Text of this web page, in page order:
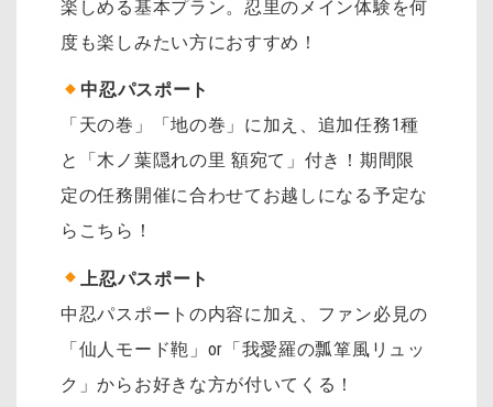
楽しめる基本プラン。忍里のメイン体験を何
度も楽しみたい方におすすめ！
中忍パスポート
「天の巻」「地の巻」に加え、追加任務1種
と「木ノ葉隠れの里 額宛て」付き！期間限
定の任務開催に合わせてお越しになる予定な
らこちら！
上忍パスポート
中忍パスポートの内容に加え、ファン必見の
「仙人モード鞄」or「我愛羅の瓢箪風リュッ
ク」からお好きな方が付いてくる！